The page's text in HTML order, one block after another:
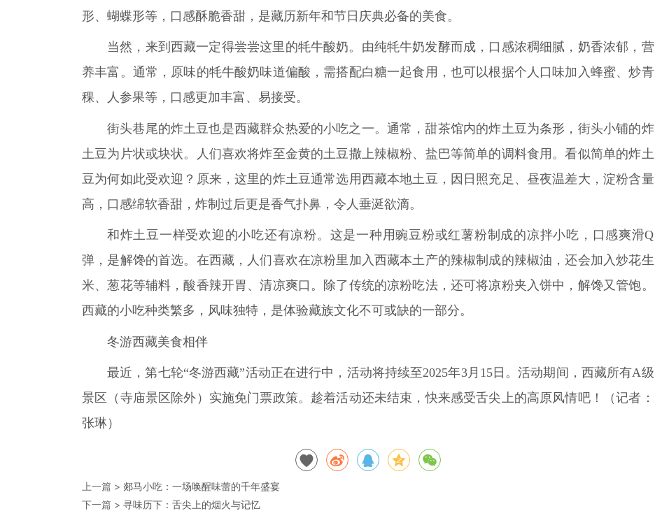
形、蝴蝶形等，口感酥脆香甜，是藏历新年和节日庆典必备的美食。
当然，来到西藏一定得尝尝这里的牦牛酸奶。由纯牦牛奶发酵而成，口感浓稠细腻，奶香浓郁，营
养丰富。通常，原味的牦牛酸奶味道偏酸，需搭配白糖一起食用，也可以根据个人口味加入蜂蜜、炒青
稞、人参果等，口感更加丰富、易接受。
街头巷尾的炸土豆也是西藏群众热爱的小吃之一。通常，甜茶馆内的炸土豆为条形，街头小铺的炸
土豆为片状或块状。人们喜欢将炸至金黄的土豆撒上辣椒粉、盐巴等简单的调料食用。看似简单的炸土
豆为何如此受欢迎？原来，这里的炸土豆通常选用西藏本地土豆，因日照充足、昼夜温差大，淀粉含量
高，口感绵软香甜，炸制过后更是香气扑鼻，令人垂涎欲滴。
和炸土豆一样受欢迎的小吃还有凉粉。这是一种用豌豆粉或红薯粉制成的凉拌小吃，口感爽滑Q
弹，是解馋的首选。在西藏，人们喜欢在凉粉里加入西藏本土产的辣椒制成的辣椒油，还会加入炒花生
米、葱花等辅料，酸香辣开胃、清凉爽口。除了传统的凉粉吃法，还可将凉粉夹入饼中，解馋又管饱。
西藏的小吃种类繁多，风味独特，是体验藏族文化不可或缺的一部分。
冬游西藏美食相伴
最近，第七轮“冬游西藏”活动正在进行中，活动将持续至2025年3月15日。活动期间，西藏所有A级
景区（寺庙景区除外）实施免门票政策。趁着活动还未结束，快来感受舌尖上的高原风情吧！（记者：
张琳）
上一篇 > 郯马小吃：一场唤醒味蕾的千年盛宴
下一篇 > 寻味历下：舌尖上的烟火与记忆